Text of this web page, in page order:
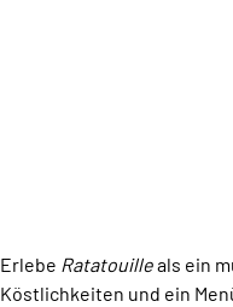
Erlebe Ratatouille als ein
Köstlichkeiten und ein